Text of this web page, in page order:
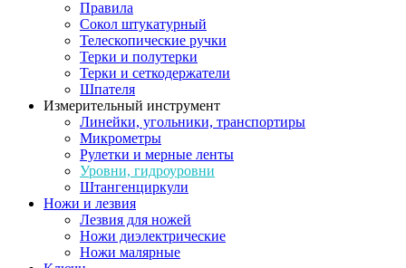
Правила
Сокол штукатурный
Телескопические ручки
Терки и полутерки
Терки и сеткодержатели
Шпателя
Измерительный инструмент
Линейки, угольники, транспортиры
Микрометры
Рулетки и мерные ленты
Уровни, гидроуровни
Штангенциркули
Ножи и лезвия
Лезвия для ножей
Ножи диэлектрические
Ножи малярные